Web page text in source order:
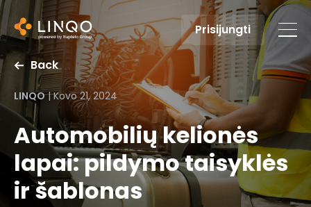
Prisijungti
Back
LINQO | Kovo 21, 2024
Automobilių kelionės
lapai: pildymo taisyklės
ir šablonas